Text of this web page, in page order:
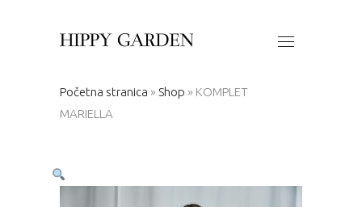
Početna stranica » Shop » KOMPLET
MARIELLA